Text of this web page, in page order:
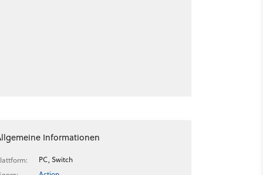
Informationen
PC, Switch